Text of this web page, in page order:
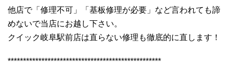
他店で「修理不可」「基板修理が必要」など言われても諦
めないで当店にお越し下さい。
クイック岐阜駅前店は直らない修理も徹底的に直します！
**************************************************